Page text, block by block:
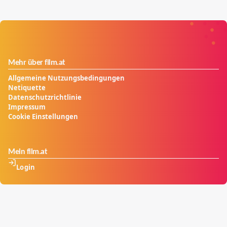
Mehr über film.at
Allgemeine Nutzungsbedingungen
Netiquette
Datenschutzrichtlinie
Impressum
Cookie Einstellungen
Mein film.at
Login